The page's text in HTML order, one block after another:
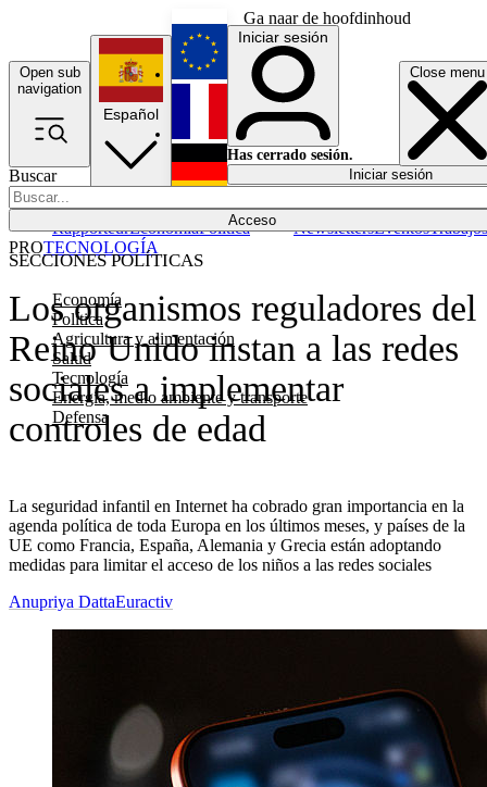
Ga naar de hoofdinhoud
Open sub
navigation
Close menu
Buscar
Acceso
SECCIONES POLÍTICAS
Economía
Política
Agricultura y alimentación
Salud
Tecnología
Energía, medio ambiente y transporte
Defensa
RapporteurEconomíaPolítica NewslettersEventosTrabajos
Español
English
Français
Iniciar sesión
Has cerrado sesión.
Iniciar sesión
Los organismos reguladores del
Reino Unido instan a las redes
sociales a implementar
controles de edad
La seguridad infantil en Internet ha cobrado gran importancia en la
agenda política de toda Europa en los últimos meses, y países de la
UE como Francia, España, Alemania y Grecia están adoptando
medidas para limitar el acceso de los niños a las redes sociales
PROTECNOLOGÍA
Anupriya DattaEuractiv